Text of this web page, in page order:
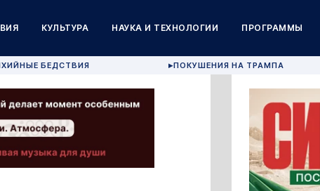
КУЛЬТУРА НАУКА И ТЕХНОЛОГИИ ПРОГРАММЫ
БЕДСТВИЯ ▶ПОКУШЕНИЯ НА ТРАМПА